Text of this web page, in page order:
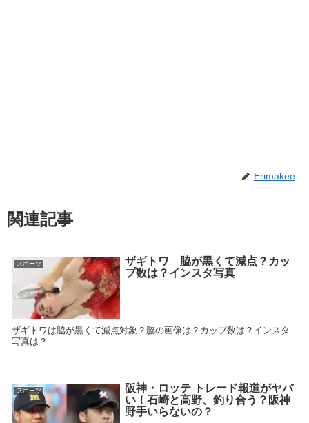
Erimakee
関連記事
スポーツ
ザギトワ 脇が黒くて減点？カッ
プ数は？インスタ写真
ザギトワは脇が黒くて減点対象？脇の画像は？カップ数は？インスタ
写真は？
スポーツ
阪神・ロッテ トレード報道がヤバ
い！石崎と高野、釣り合う？阪神
野手いらないの？